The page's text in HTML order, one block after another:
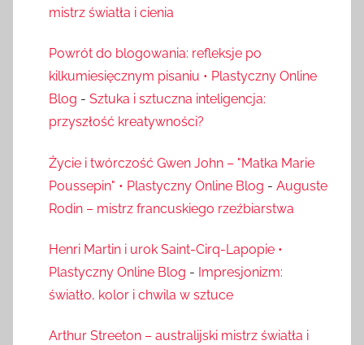
mistrz światła i cienia
Powrót do blogowania: refleksje po
kilkumiesięcznym pisaniu • Plastyczny Online
Blog - Sztuka i sztuczna inteligencja:
przyszłość kreatywności?
Życie i twórczość Gwen John – "Matka Marie
Poussepin" • Plastyczny Online Blog - Auguste
Rodin – mistrz francuskiego rzeźbiarstwa
Henri Martin i urok Saint-Cirq-Lapopie •
Plastyczny Online Blog - Impresjonizm:
światło, kolor i chwila w sztuce
Arthur Streeton – australijski mistrz światła i